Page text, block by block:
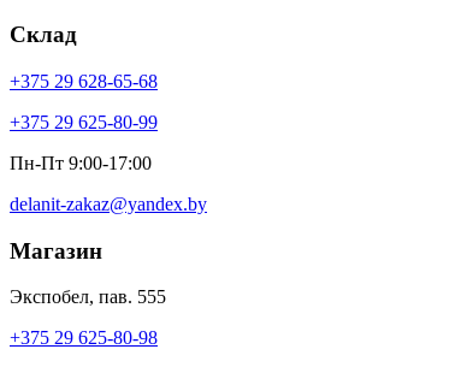
Склад
+375 29 628-65-68
+375 29 625-80-99
Пн-Пт 9:00-17:00
delanit-zakaz@yandex.by
Магазин
Экспобел, пав. 555
+375 29 625-80-98